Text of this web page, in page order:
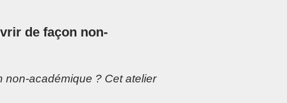
de façon non-
non-académique ? Cet atelier